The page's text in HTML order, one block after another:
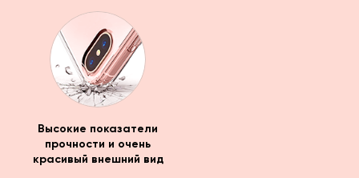
Высокие показатели
прочности и очень
красивый внешний вид